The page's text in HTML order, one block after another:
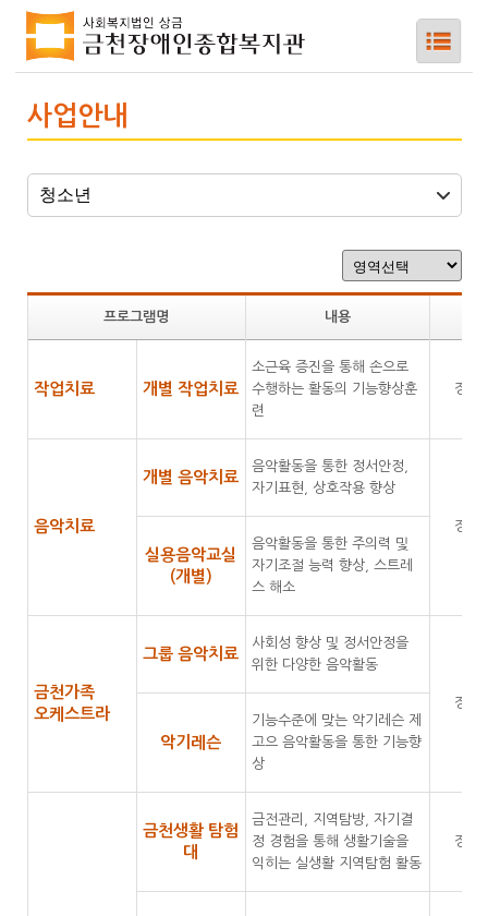
하위메뉴
하위메뉴
하위메뉴
하위메뉴
사업안내
프로그램명 내용
작업치료 개별 작업치료
소근육 증진을 통해 손으로
수행하는 활동의 기능향상훈
련
장애
음악치료
개별 음악치료
음악활동을 통한 정서안정,
자기표현, 상호작용 향상
장애
실용음악교실
(개별)
음악활동을 통한 주의력 및
자기조절 능력 향상, 스트레
스 해소
금천가족
오케스트라
그룹 음악치료
사회성 향상 및 정서안정을
위한 다양한 음악활동
장애
악기레슨
기능수준에 맞는 악기레슨 제
고으 음악활동을 통한 기능향
상
금천생활 탐험
대
금전관리, 지역탐방, 자기결
정 경험을 통해 생활기술을
익히는 실생활 지역탐험 활동
장애